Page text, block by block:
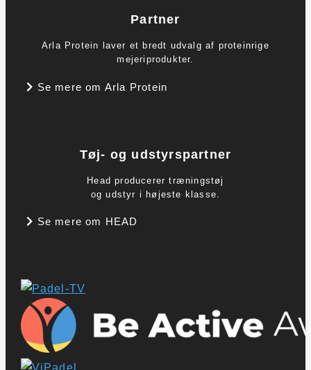
Partner
Arla Protein laver et bredt udvalg af proteinrige
mejeriprodukter.
Se mere om Arla Protein
Tøj- og udstyrspartner
Head producerer træningstøj
og udstyr i højeste klasse.
Se mere om HEAD